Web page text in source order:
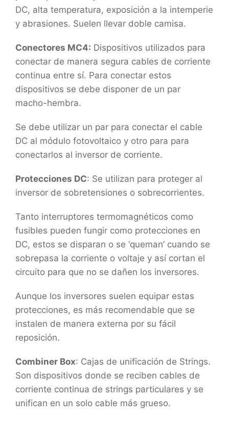
DC, alta temperatura, exposición a la intemperie
y abrasiones. Suelen llevar doble camisa.
Conectores MC4: Dispositivos utilizados para
conectar de manera segura cables de corriente
continua entre sí. Para conectar estos
dispositivos se debe disponer de un par
macho-hembra.
Se debe utilizar un par para conectar el cable
DC al módulo fotovoltaico y otro para para
conectarlos al inversor de corriente.
Protecciones DC: Se utilizan para proteger al
inversor de sobretensiones o sobrecorrientes.
Tanto interruptores termomagnéticos como
fusibles pueden fungir como protecciones en
DC, estos se disparan o se ‘queman’ cuando se
sobrepasa la corriente o voltaje y así cortan el
circuito para que no se dañen los inversores.
Aunque los inversores suelen equipar estas
protecciones, es más recomendable que se
instalen de manera externa por su fácil
reposición.
Combiner Box: Cajas de unificación de Strings.
Son dispositivos donde se reciben cables de
corriente continua de strings particulares y se
unifican en un solo cable más grueso.